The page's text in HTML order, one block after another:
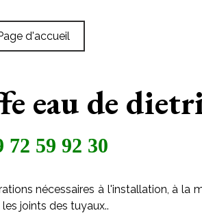
d'accueil
eau de
72 59 92 30
nécessaires à l'installation, à la
joints des tuyaux..